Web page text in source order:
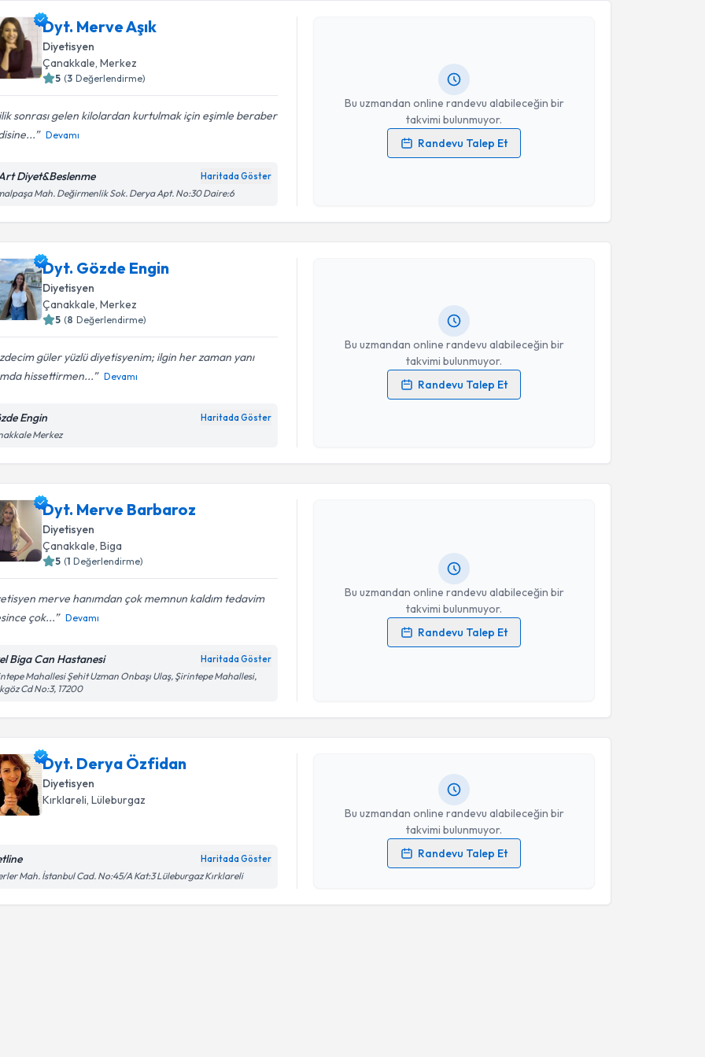
Dyt. Merve Aşık
Diyetisyen
Çanakkale , Merkez
5 (3 Değerlendirme)
sonrası gelen kilolardan kurtulmak için eşimle beraber
Devamı
Diyet&Beslenme Haritada Göster
Mah. Değirmenlik Sok. Derya Apt. No:30 Daire:6
Bu uzmandan online randevu alabileceğin bir
takvimi bulunmuyor.
Randevu Talep Et
Dyt. Merve Aşık
Kişisel verilerimin işlenmesine ilişkinAydınlatma Metni
Takvim Talebini Gönder
Dyt. Gözde Engin
Diyetisyen
Çanakkale , Merkez
5 (8 Değerlendirme)
güler yüzlü diyetisyenim; ilgin her zaman yanı
hissettirmen...
Devamı
Engin Haritada Göster
Merkez
Bu uzmandan online randevu alabileceğin bir
takvimi bulunmuyor.
Randevu Talep Et
Randevu Takvimi Talebi
Dyt. Gözde Engin
Kişisel verilerimin işlenmesine ilişkinAydınlatma Metni
Takvim Talebini Gönder
Dyt. Merve Barbaroz
Diyetisyen
Çanakkale , Biga
5 (1 Değerlendirme)
merve hanımdan çok memnun kaldım tedavim
çok...
Devamı
Biga Can Hastanesi Haritada Göster
Mahallesi Şehit Uzman Onbaşı Ulaş, Şirintepe Mahallesi,
Cd No:3, 17200
Bu uzmandan online randevu alabileceğin bir
takvimi bulunmuyor.
Randevu Talep Et
Kişisel verilerimin işlenmesine ilişkinAydınlatma Metni
Dyt. Derya Özfidan
Diyetisyen
Kırklareli , Lüleburgaz
Haritada Göster
Mah. İstanbul Cad. No:45/A Kat:3 Lüleburgaz Kırklareli
Bu uzmandan online randevu alabileceğin bir
takvimi bulunmuyor.
Randevu Talep Et
Kişisel verilerimin işlenmesine ilişkinAydınlatma Metni